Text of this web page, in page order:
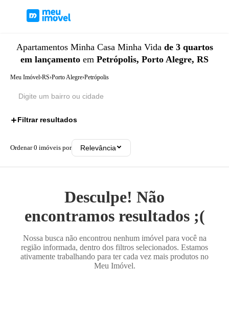
Apartamentos Minha Casa Minha Vida de 3 quartos
em lançamento em Petrópolis, Porto Alegre, RS
Meu Imóvel›RS›Porto Alegre›Petrópolis
Filtrar resultados
Ordenar0 imóveis por Relevância
Desculpe! Não
encontramos resultados ;(
Nossa busca não encontrou nenhum imóvel para você na
região informada, dentro dos filtros selecionados. Estamos
ativamente trabalhando para ter cada vez mais produtos no
Meu Imóvel.